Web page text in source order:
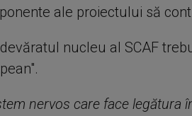
ale proiectului să
nucleu al SCAF
nervos care face legătura